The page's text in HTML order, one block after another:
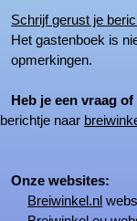
Schrijf gerust je
Het gastenboek is
opmerkingen.
Heb je een vraag
berichtje naar
Onze websites:
Breiwinkel.nl